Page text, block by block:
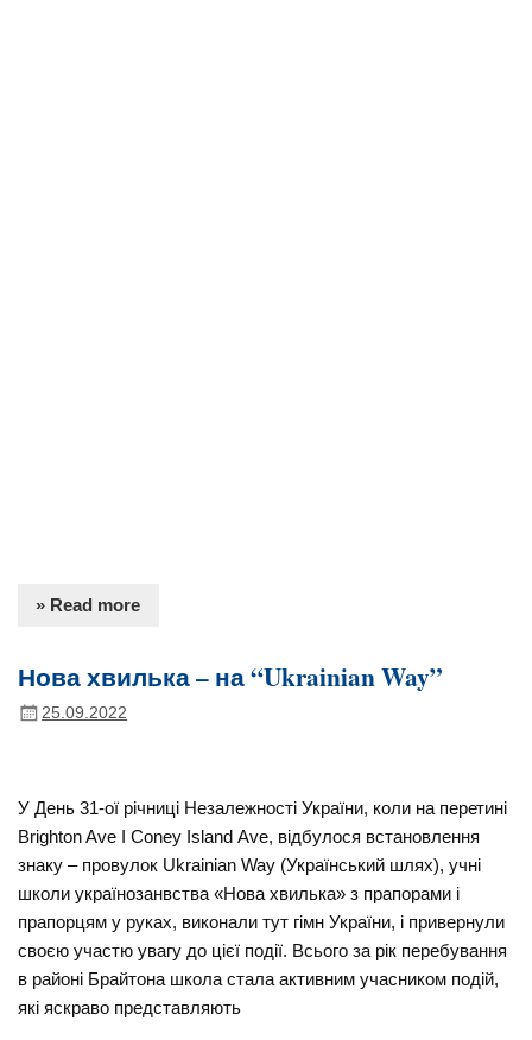
» Read more
Нова хвилька – на “Ukrainian Way”
25.09.2022
У День 31-ої річниці Незалежності України, коли на перетині
Brighton Ave I Coney Island Аve, відбулося встановлення
знаку – провулок Ukrainian Way (Український шлях), учні
школи українозанвства «Нова хвилька» з прапорами і
прапорцям у руках, виконали тут гімн України, і привернули
своєю участю увагу до цієї події. Всього за рік перебування
в районі Брайтона школа стала активним учасником подій,
які яскраво представляють